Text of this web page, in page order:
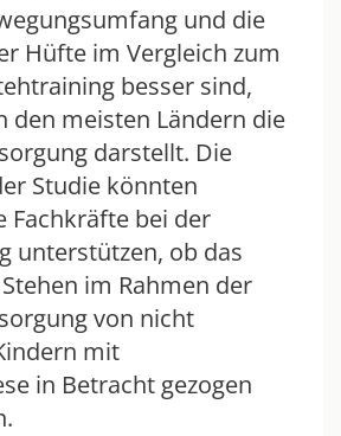
und die
Hüfte im Vergleich zum
besser sind,
den meisten Ländern die
darstellt. Die
Studie könnten
Fachkräfte bei der
unterstützen, ob das
im Rahmen der
von nicht
mit
in Betracht gezogen